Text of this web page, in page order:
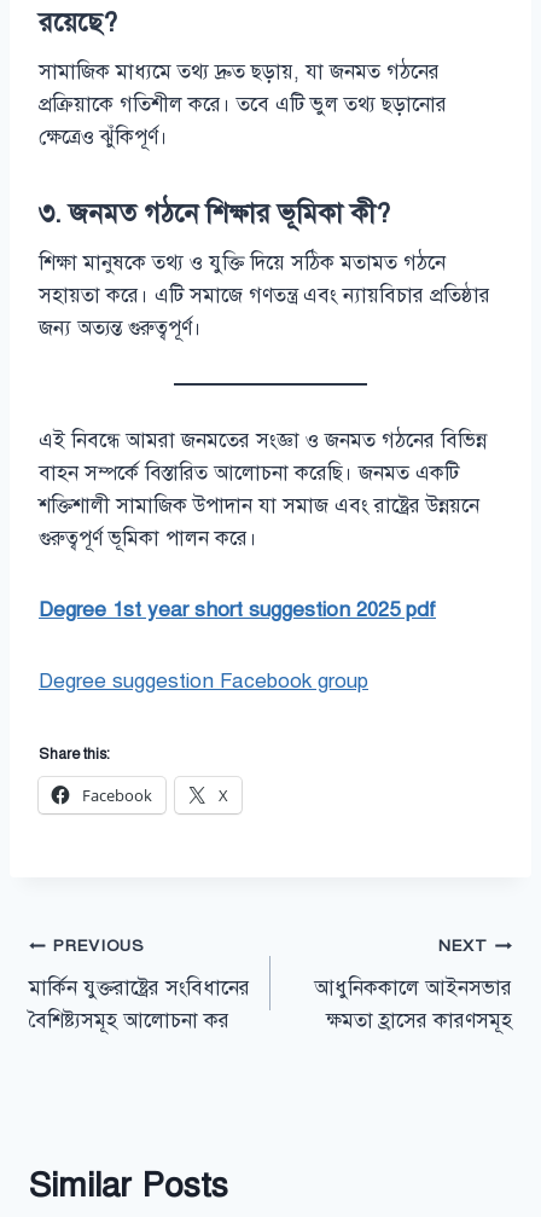
রয়েছে?
সামাজিক মাধ্যমে তথ্য দ্রুত ছড়ায়, যা জনমত গঠনের
প্রক্রিয়াকে গতিশীল করে। তবে এটি ভুল তথ্য ছড়ানোর
ক্ষেত্রেও ঝুঁকিপূর্ণ।
৩. জনমত গঠনে শিক্ষার ভূমিকা কী?
শিক্ষা মানুষকে তথ্য ও যুক্তি দিয়ে সঠিক মতামত গঠনে
সহায়তা করে। এটি সমাজে গণতন্ত্র এবং ন্যায়বিচার প্রতিষ্ঠার
জন্য অত্যন্ত গুরুত্বপূর্ণ।
এই নিবন্ধে আমরা জনমতের সংজ্ঞা ও জনমত গঠনের বিভিন্ন
বাহন সম্পর্কে বিস্তারিত আলোচনা করেছি। জনমত একটি
শক্তিশালী সামাজিক উপাদান যা সমাজ এবং রাষ্ট্রের উন্নয়নে
গুরুত্বপূর্ণ ভূমিকা পালন করে।
Degree 1st year short suggestion 2025 pdf
Degree suggestion Facebook group
Share this:
Facebook X
Post
navigation
PREVIOUS
মার্কিন যুক্তরাষ্ট্রের সংবিধানের
বৈশিষ্ট্যসমূহ আলোচনা কর
NEXT
আধুনিককালে আইনসভার
ক্ষমতা হ্রাসের কারণসমূহ
Similar Posts